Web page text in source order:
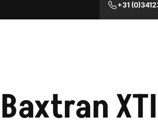
+31
Baxtran